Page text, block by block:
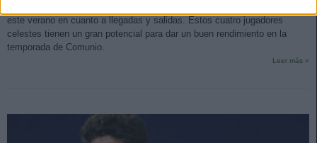
este verano en cuanto a llegadas y salidas. Estos cuatro jugadores
celestes tienen un gran potencial para dar un buen rendimiento en la
temporada de Comunio.
Leer más »